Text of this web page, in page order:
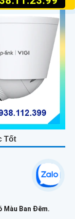
Tốt
Màu Ban Ðêm.